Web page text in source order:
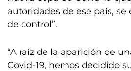
autoridades de ese país, se
de control”.
“A raíz de la aparición de
Covid-19, hemos decidido